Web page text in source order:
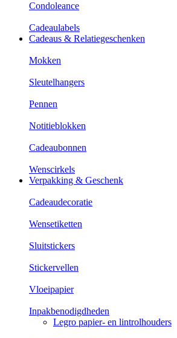
Condoleance
Cadeaulabels
Cadeaus & Relatiegeschenken
Mokken
Sleutelhangers
Pennen
Notitieblokken
Cadeaubonnen
Wenscirkels
Verpakking & Geschenk
Cadeaudecoratie
Wensetiketten
Sluitstickers
Stickervellen
Vloeipapier
Inpakbenodigdheden
Legro papier- en lintrolhouders